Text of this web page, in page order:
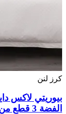
كرز لنن
بيوريتي لاكس
الفضة 3 قطع من مجموعة دكتور عادل